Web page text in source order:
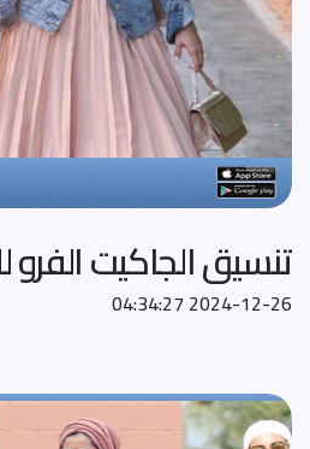
تنسيق الجاكيت الفرو
2024-12-26 04:34:27